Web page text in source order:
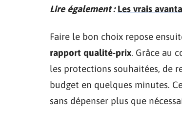
Lire également : Les vrais
Faire le bon choix repose
rapport qualité-prix. Grâce au
les protections souhaitées, de
budget en quelques minutes.
sans dépenser plus que